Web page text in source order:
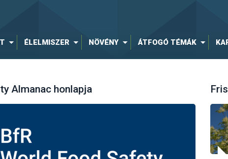
ÉLELMISZER NÖVÉNY ÁTFOGÓ TÉMÁK
Almanac honlapja